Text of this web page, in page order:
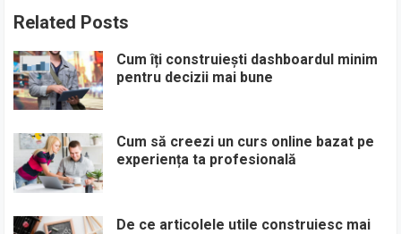
Related Posts
Cum îți construiești dashboardul minim
pentru decizii mai bune
Cum să creezi un curs online bazat pe
experiența ta profesională
De ce articolele utile construiesc mai